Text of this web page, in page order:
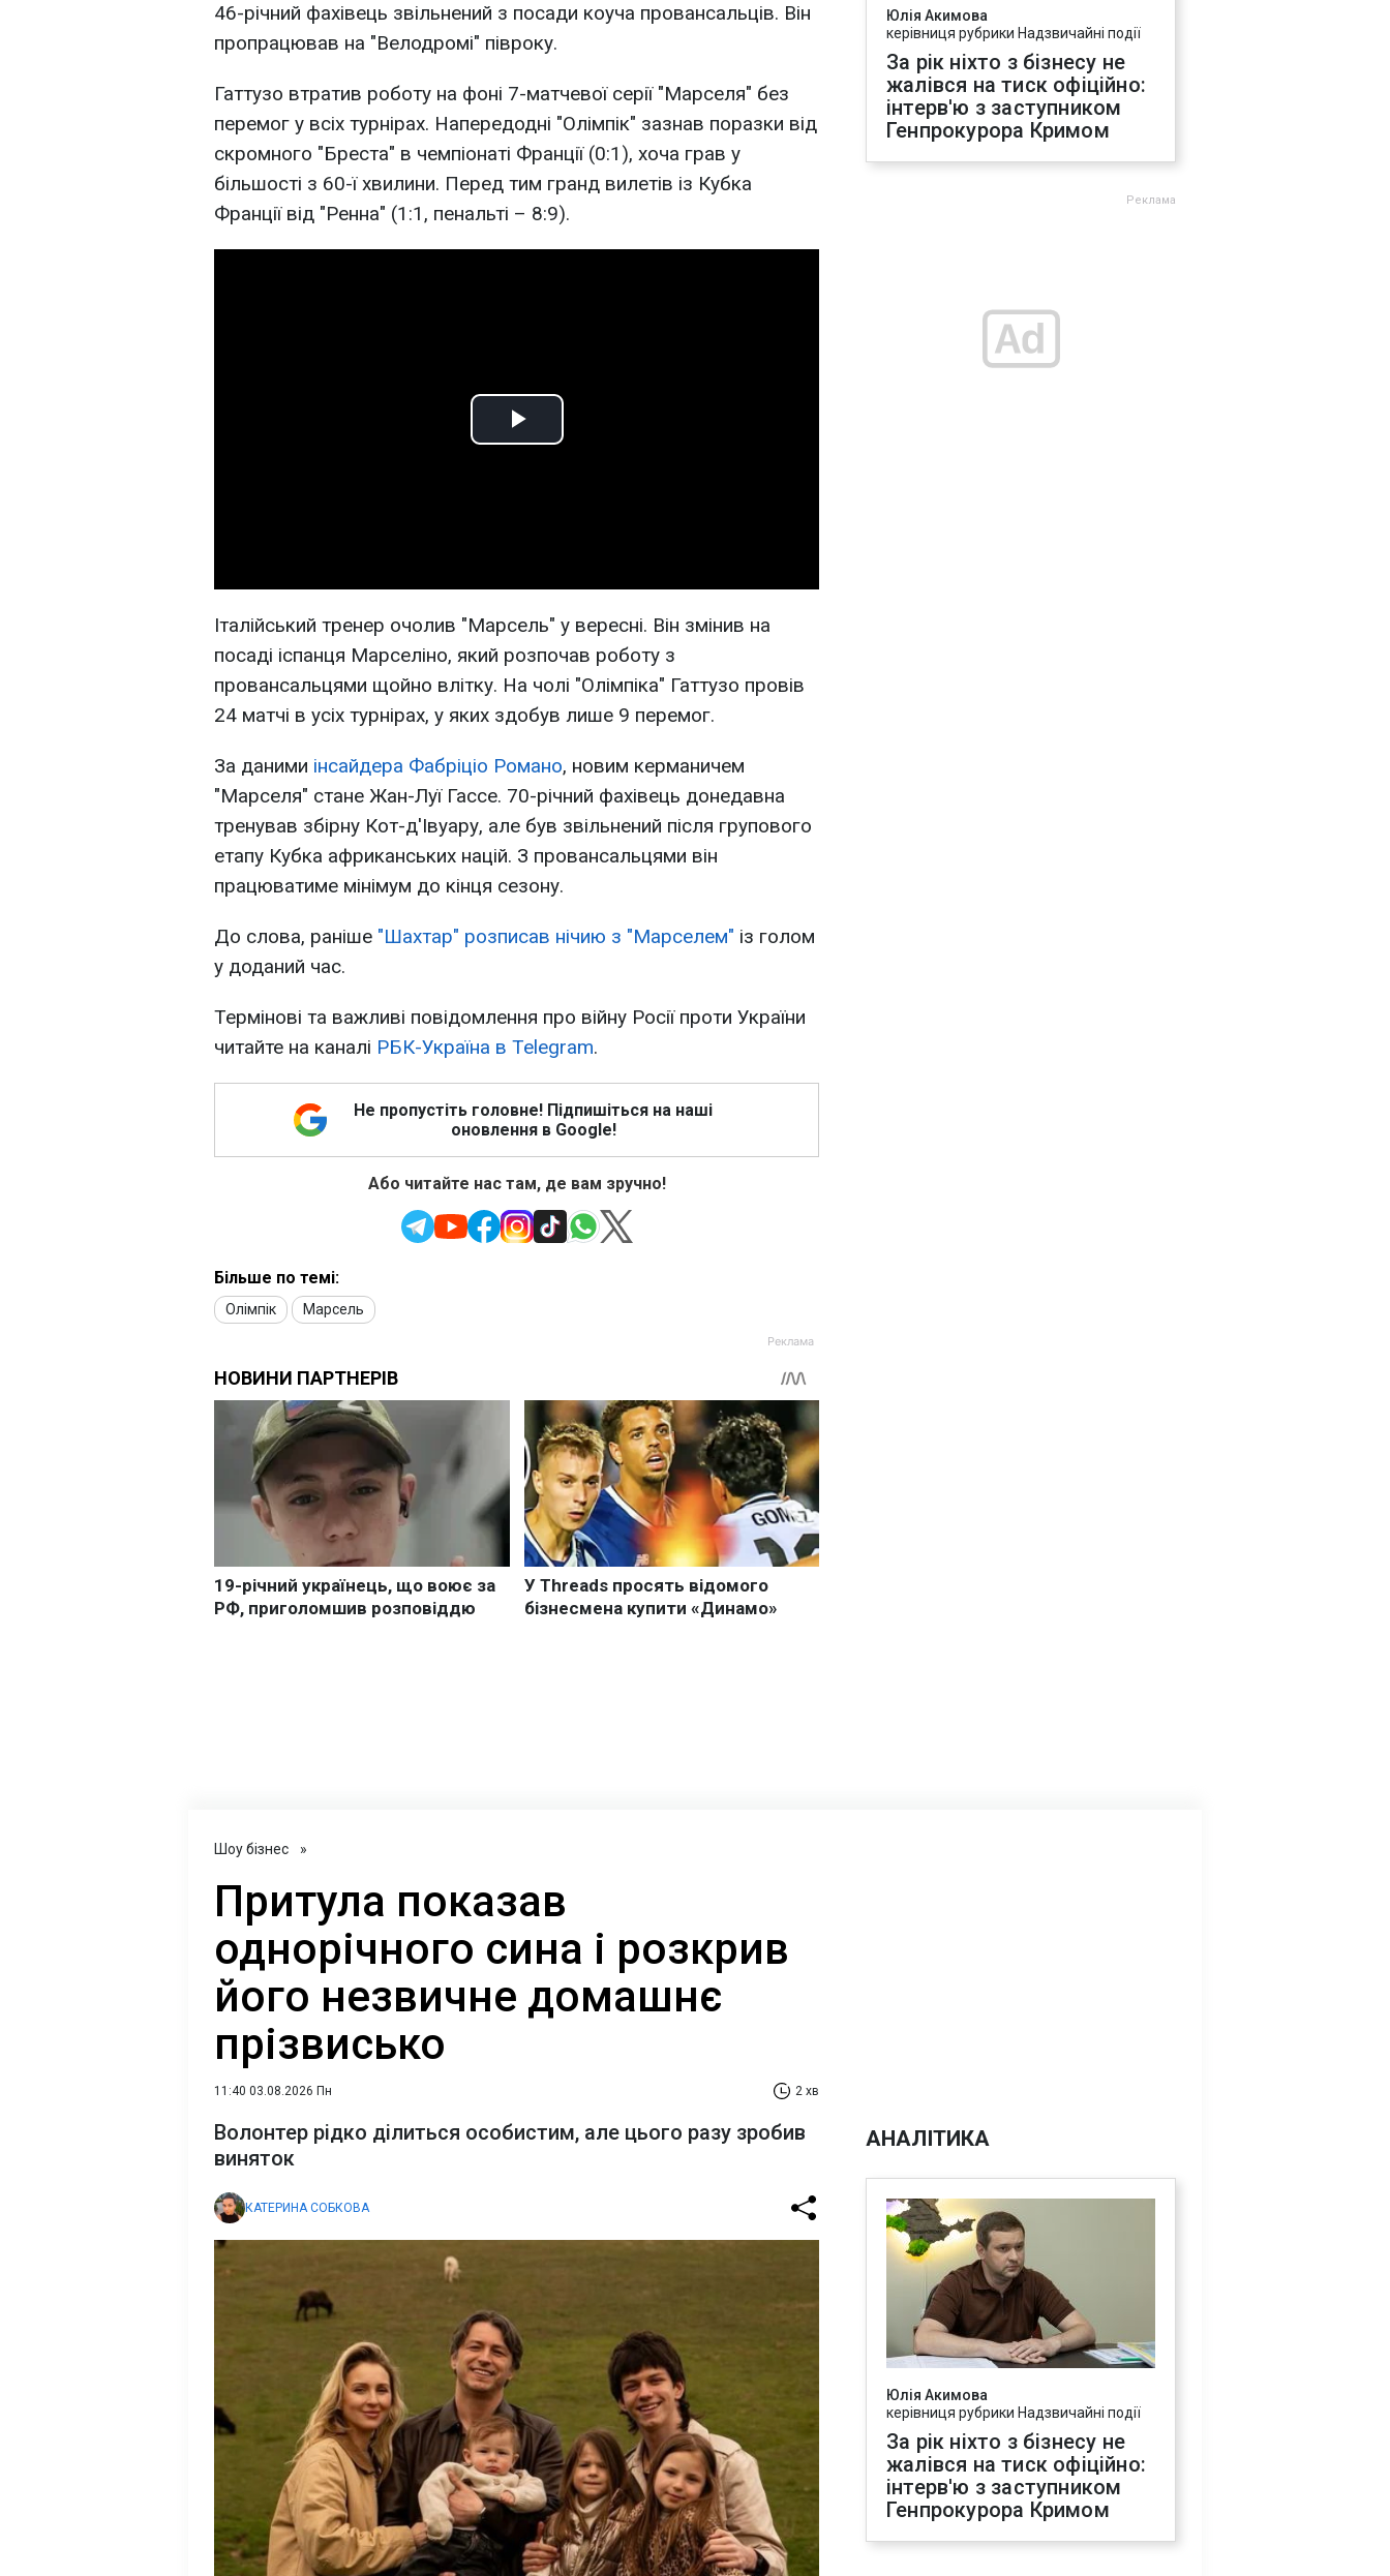
46-річний фахівець звільнений з посади коуча провансальців. Він
пропрацював на "Велодромі" півроку.
Гаттузо втратив роботу на фоні 7-матчевої серії "Марселя" без
перемог у всіх турнірах. Напередодні "Олімпік" зазнав поразки від
скромного "Бреста" в чемпіонаті Франції (0:1), хоча грав у
більшості з 60-ї хвилини. Перед тим гранд вилетів із Кубка
Франції від "Ренна" (1:1, пенальті – 8:9).
Play
Італійський тренер очолив "Марсель" у вересні. Він змінив на
посаді іспанця Марселіно, який розпочав роботу з
провансальцями щойно влітку. На чолі "Олімпіка" Гаттузо провів
24 матчі в усіх турнірах, у яких здобув лише 9 перемог.
За даними інсайдера Фабріціо Романо, новим керманичем
"Марселя" стане Жан-Луї Гассе. 70-річний фахівець донедавна
тренував збірну Кот-д'Івуару, але був звільнений після групового
етапу Кубка африканських націй. З провансальцями він
працюватиме мінімум до кінця сезону.
До слова, раніше "Шахтар" розписав нічию з "Марселем" із голом
у доданий час.
Термінові та важливі повідомлення про війну Росії проти України
читайте на каналі РБК-Україна в Telegram.
Не пропустіть головне! Підпишіться на наші
оновлення в Google!
Або читайте нас там, де вам зручно!
Більше по темі:
Олімпік Марсель
Юлія Акимова
керівниця рубрики Надзвичайні події
За рік ніхто з бізнесу не
жалівся на тиск офіційно:
інтерв'ю з заступником
Генпрокурора Кримом
Шоу бізнес »
Притула показав
однорічного сина і розкрив
його незвичне домашнє
прізвисько
11:40 03.08.2026 Пн 2 хв
Волонтер рідко ділиться особистим, але цього разу зробив
виняток
КАТЕРИНА СОБКОВА
АНАЛІТИКА
Юлія Акимова
керівниця рубрики Надзвичайні події
За рік ніхто з бізнесу не
жалівся на тиск офіційно:
інтерв'ю з заступником
Генпрокурора Кримом